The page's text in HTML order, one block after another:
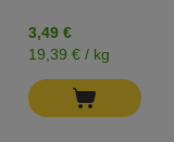
3,49 €
19,39 € / kg